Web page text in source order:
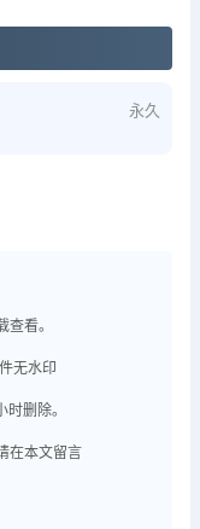
永久
查看。
无水印
删除。
在本文留言